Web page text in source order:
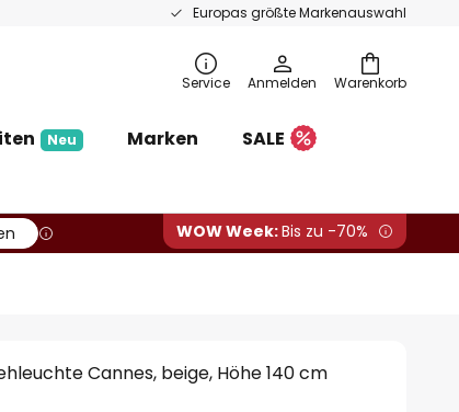
Europas größte Markenauswahl
Warenkorb
Service Anmelden
Neu Marken
SALE
WOW Week:Bis zu -70%
Cannes, beige, Höhe 140 cm